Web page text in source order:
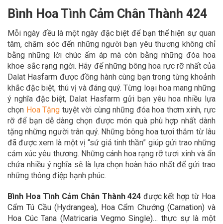
Bình Hoa Tình Cảm Chân Thành 424
Mỗi ngày đều là một ngày đặc biệt để bạn thể hiện sự quan
tâm, chăm sóc đến những người bạn yêu thương không chỉ
bằng những lời chúc ấm áp mà còn bằng những đóa hoa
khoe sắc rạng ngời. Hãy đểnhững bông hoa rực rỡ nhất của
Dalat Hasfarm được đồng hành cùng bạn trong từng khoảnh
khắc đặc biệt, thú vị và đáng quý. Từng loại hoa mang những
ý nghĩa đặc biệt, Dalat Hasfarm gửi bạn yêu hoa nhiều lựa
chọn Hoa Tặng tuyệt vời cùng những đóa hoa thơm xinh, rực
rỡ để bạn dễ dàng chọn được món quà phù hợp nhất dành
tặng những người trân quý. Những bông hoa tươi thắm từ lâu
đã được xem là một vị “sứ giả tinh thần” giúp gửi trao những
cảm xúc yêu thương. Những cánh hoa rạng rỡ tươi xinh và ẩn
chứa nhiều ý nghĩa sẽ là lựa chọn hoàn hảo nhất để gửi trao
những thông điệp hạnh phúc.
Bình Hoa Tình Cảm Chân Thành 424 được kết hợp từ Hoa
Cẩm Tú Cầu (Hydrangea), Hoa Cẩm Chướng (Carnation) và
Hoa Cúc Tana (Matricaria Vegmo Single)… thực sự là một